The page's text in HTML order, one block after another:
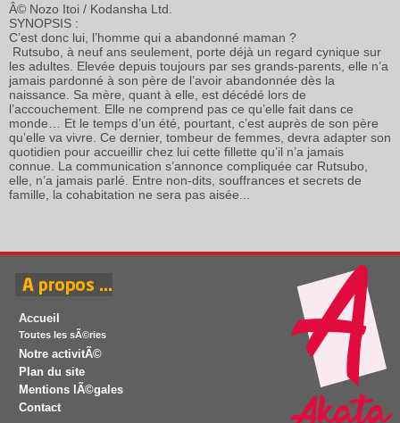
Â© Nozo Itoi / Kodansha Ltd.
SYNOPSIS :
C’est donc lui, l’homme qui a abandonné maman ?
Rutsubo, à neuf ans seulement, porte déjà un regard cynique sur
les adultes. Elevée depuis toujours par ses grands-parents, elle n’a
jamais pardonné à son père de l’avoir abandonnée dès la
naissance. Sa mère, quant à elle, est décédé lors de
l’accouchement. Elle ne comprend pas ce qu’elle fait dans ce
monde… Et le temps d’un été, pourtant, c’est auprès de son père
qu’elle va vivre. Ce dernier, tombeur de femmes, devra adapter son
quotidien pour accueillir chez lui cette fillette qu’il n’a jamais
connue. La communication s’annonce compliquée car Rutsubo,
elle, n’a jamais parlé. Entre non-dits, souffrances et secrets de
famille, la cohabitation ne sera pas aisée...
Accueil
Toutes les sÃ©ries
Notre activitÃ©
Plan du site
Mentions lÃ©gales
Contact